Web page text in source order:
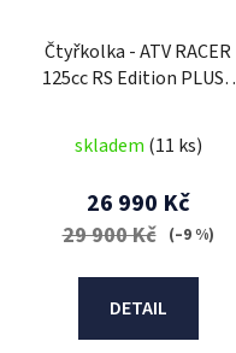
Čtyřkolka - ATV RACER
125cc RS Edition PLUS -
skladem (11 ks)
26 990 Kč
29 900 Kč (–9 %)
DETAIL